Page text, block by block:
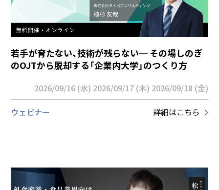
若手が育たない、技術が残らない─ その場しのぎ
のOJTから脱却する「企業内大学」のつくり方
2026/09/16 (水) 2026/09/17 (木) 2026/09/18 (金)
ウェビナー 詳細はこちら